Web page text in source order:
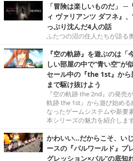
「冒険は楽しいものだ」 ─
ィ ヴァリアンツ ダフネ』
っぷり沈んだ4人の話
ふたつの沼の住人たちが語る
『空の軌跡』を遊ぶのは
しい部屋の中で“青い空”
セール中の『the 1st』から
まで駆け抜けよう
『空の軌跡 the 2nd』の発売
軌跡 the 1st』から遊び始め
なったゲームシステムや新要
本シリーズの魅力を紹介します
かわいい…だからこそ、い
ースの『パルワールド』プ
グレッション×パル”の底知